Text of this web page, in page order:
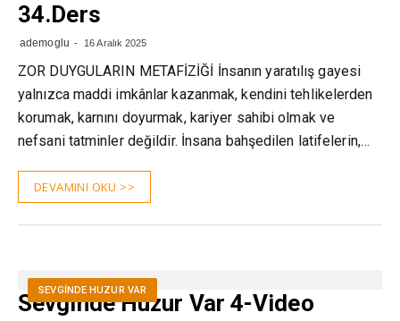
34.Ders
ademoglu 16 Aralık 2025
ZOR DUYGULARIN METAFİZİĞİ İnsanın yaratılış gayesi
yalnızca maddi imkânlar kazanmak, kendini tehlikelerden
korumak, karnını doyurmak, kariyer sahibi olmak ve
nefsani tatminler değildir. İnsana bahşedilen latifelerin,…
DEVAMINI OKU >>
SEVGINDE HUZUR VAR
Sevginde Huzur Var 4-Video